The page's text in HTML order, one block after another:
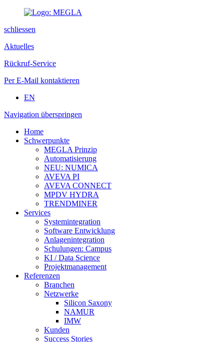
schliessen
Aktuelles
Rückruf-Service
Per E-Mail kontaktieren
EN
Navigation überspringen
Home
Schwerpunkte
MEGLA Prinzip
Automatisierung
NEU: NUMICA
AVEVA PI
AVEVA CONNECT
MPDV HYDRA
TRENDMINER
Services
Systemintegration
Software Entwicklung
Anlagenintegration
Schulungen: Campus
KI / Data Science
Projektmanagement
Referenzen
Branchen
Netzwerke
Silicon Saxony
NAMUR
IMW
Kunden
Success Stories